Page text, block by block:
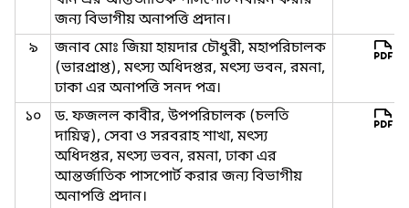
জন্য বিভাগীয় অনাপত্তি প্রদান।
৯
জনাব মোঃ জিয়া হায়দার চৌধুরী, মহাপরিচালক
(ভারপ্রাপ্ত), মৎস্য অধিদপ্তর, মৎস্য ভবন, রমনা,
ঢাকা এর অনাপত্তি সনদ পত্র।
১০
ড. ফজলল কাবীর, উপপরিচালক (চলতি
দায়িত্ব), সেবা ও সরবরাহ শাখা, মৎস্য
অধিদপ্তর, মৎস্য ভবন, রমনা, ঢাকা এর
আন্তর্জাতিক পাসপোর্ট করার জন্য বিভাগীয়
অনাপত্তি প্রদান।